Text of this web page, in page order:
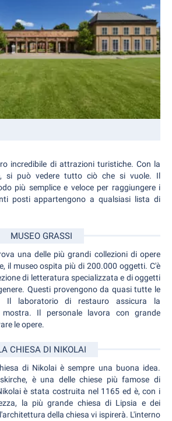
incredibile di attrazioni turistiche. Con la
si può vedere tutto ciò che si vuole. Il
più semplice e veloce per raggiungere i
posti appartengono a qualsiasi lista di
MUSEO GRASSI
una delle più grandi collezioni di opere
il museo ospita più di 200.000 oggetti. C'è
di letteratura specializzata e di oggetti
Questi provengono da quasi tutte le
Il laboratorio di restauro assicura la
mostra. Il personale lavora con grande
le opere.
CHIESA DI NIKOLAI
di Nikolai è sempre una buona idea.
è una delle chiese più famose di
è stata costruita nel 1165 ed è, con i
la più grande chiesa di Lipsia e dei
della chiesa vi ispirerà. L'interno